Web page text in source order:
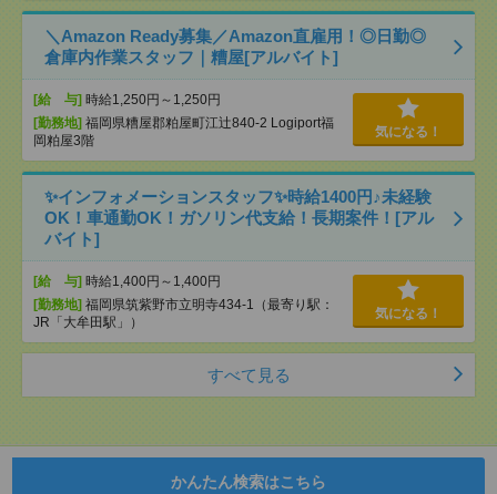
＼Amazon Ready募集／Amazon直雇用！◎日勤◎
倉庫内作業スタッフ｜糟屋[アルバイト]
[給 与] 時給1,250円～1,250円
[勤務地] 福岡県糟屋郡粕屋町江辻840-2 Logiport福
岡粕屋3階
気になる！
✨インフォメーションスタッフ✨時給1400円♪未経験
OK！車通勤OK！ガソリン代支給！長期案件！[アル
バイト]
[給 与] 時給1,400円～1,400円
[勤務地] 福岡県筑紫野市立明寺434-1（最寄り駅：
JR「大牟田駅」）
気になる！
すべて見る
かんたん検索はこちら